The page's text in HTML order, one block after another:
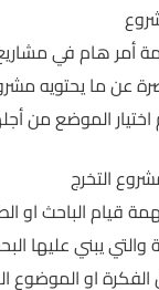
أمر هام في
عن ما يحتويه
الموضع من
التخرج
قيام الباحث او
والتي يبني عليها
او الموضوع